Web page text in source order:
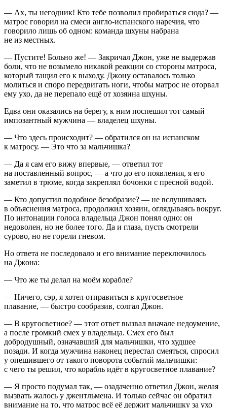
— Ах, ты негодник! Кто тебе позволил пробираться сюда? —
матрос говорил на смеси англо-испанского наречия, что
говорило лишь об одном: команда шхуны набрана
не из местных.
— Пустите! Больно же! — Закричал Джон, уже не выдержав
боли, что не возымело никакой реакции со стороны матроса,
который тащил его к выходу. Джону оставалось только
молиться и споро передвигать ноги, чтобы матрос не оторвал
ему ухо, да не перепало ещё от хозяина шхуны.
Едва они оказались на берегу, к ним поспешил тот самый
импозантный мужчина — владелец шхуны.
— Что здесь происходит? — обратился он на испанском
к матросу. — Это что за мальчишка?
— Да я сам его вижу впервые, — ответил тот
на поставленный вопрос, — а что до его появления, я его
заметил в трюме, когда закреплял бочонки с пресной водой.
— Кто допустил подобное безобразие? — не вслушиваясь
в объяснения матроса, продолжил хозяин, оглядываясь вокруг.
По интонации голоса владельца Джон понял одно: он
недоволен, но не более того. Да и глаза, пусть смотрели
сурово, но не горели гневом.
Но ответа не последовало и его внимание переключилось
на Джона:
— Что же ты делал на моём корабле?
— Ничего, сэр, я хотел отправиться в кругосветное
плавание, — быстро сообразив, солгал Джон.
— В кругосветное? — этот ответ вызвал вначале недоумение,
а после громкий смех у владельца. Смех его был
добродушный, означавший для мальчишки, что худшее
позади. И когда мужчина наконец перестал смеяться, спросил
у опешившего от такого поворота событий мальчишки: —
с чего ты решил, что корабль идёт в кругосветное плавание?
— Я просто подумал так, — озадаченно ответил Джон, желая
вызвать жалось у джентльмена. И только сейчас он обратил
внимание на то, что матрос всё её держит мальчишку за ухо